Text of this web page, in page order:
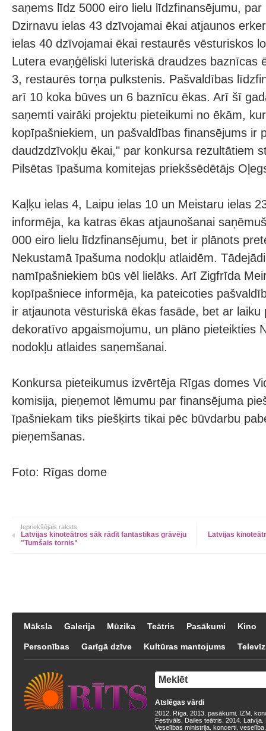
saņems līdz 5000 eiro lielu līdzfinansējumu,
Dzirnavu ielas 43 dzīvojamai ēkai atjaunos
ielas 40 dzīvojamai ēkai restaurēs vēsturiskos
Lutera evaņģēliski luteriskā draudzes baznīcas
3, restaurēs torņa pulkstenis. Pašvaldības
arī 10 koka būves un 6 baznīcu ēkas. Arī šī
saņemti vairāki projektu pieteikumi no ēkām,
kopīpašniekiem, un pašvaldības finansējums ir
daudzdzīvokļu ēkai," par konkursa rezultātiem
Pilsētas īpašuma komitejas priekšsēdētājs
Kaļķu ielas 4, Laipu ielas 10 un Meistaru ielas
informēja, ka katras ēkas atjaunošanai
000 eiro lielu līdzfinansējumu, bet ir plānots
Nekustamā īpašuma nodokļu atlaidēm.
namīpašniekiem būs vēl lielāks. Arī Zigfrīda
kopīpašniece informēja, ka pateicoties
ir atjaunota vēsturiskā ēkas fasāde, bet ar laiku
dekoratīvo apgaismojumu, un plāno pieteikties
nodokļu atlaides saņemšanai.
Konkursa pieteikumus izvērtēja Rīgas domes
komisija, pieņemot lēmumu par finansējuma
īpašniekam tiks piešķirts tikai pēc būvdarbu
pieņemšanas.
Foto: Rīgas dome
Iepriekšējais raksts
Latvijas kinoteātros sāk rādīt fantastikas grāvēju
"Tumšais tornis"
Latvijas
Māksla Galerija Mūzika Teātris Pasākumi Kino
Personības Garīgā dzīve Kultūras mantojums
Atslēgas vārdi
2012 Rīga 2013 pasākumi IZM
Festivāls
Dailes teātris 2014 Latvija
Veselības ministrija koncerti veselība